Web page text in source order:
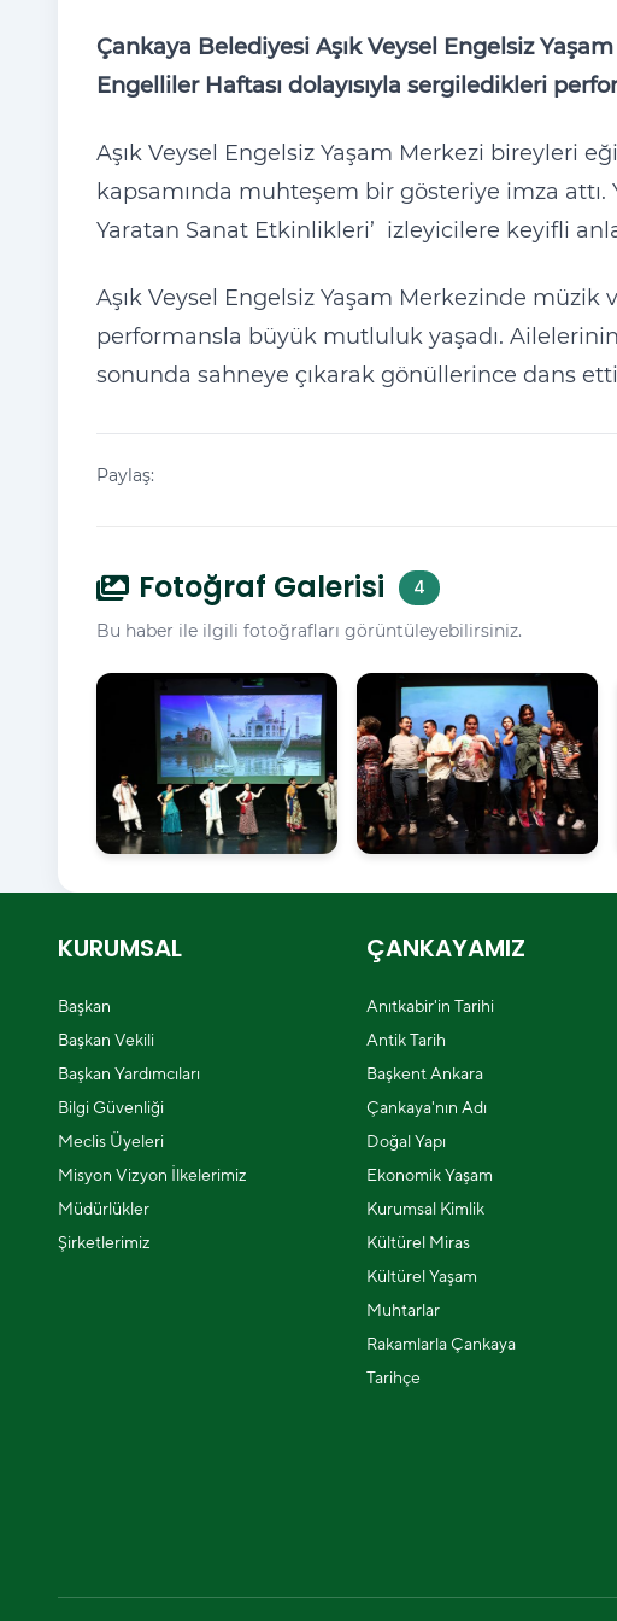
Çankaya Belediyesi Aşık Veysel Engelsiz
Engelliler Haftası dolayısıyla sergiledikleri
Aşık Veysel Engelsiz Yaşam Merkezi bireyleri
kapsamında muhteşem bir gösteriye imza attı.
Yaratan Sanat Etkinlikleri’ izleyicilere keyifli
Aşık Veysel Engelsiz Yaşam Merkezinde
performansla büyük mutluluk yaşadı.
sonunda sahneye çıkarak gönüllerince dans
Paylaş:
Fotoğraf Galerisi 4
Bu haber ile ilgili fotoğrafları görüntüleyebilirsiniz.
KURUMSAL
Başkan
Başkan Vekili
Başkan Yardımcıları
Bilgi Güvenliği
Meclis Üyeleri
Misyon Vizyon İlkelerimiz
Müdürlükler
Şirketlerimiz
ÇANKAYAMIZ
Anıtkabir'in Tarihi
Antik Tarih
Başkent Ankara
Çankaya'nın Adı
Doğal Yapı
Ekonomik Yaşam
Kurumsal Kimlik
Kültürel Miras
Kültürel Yaşam
Muhtarlar
Rakamlarla Çankaya
Tarihçe